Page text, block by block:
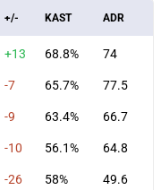
+/- KAST ADR
+13 68.8% 74
-7 65.7% 77.5
-9 63.4% 66.7
-10 56.1% 64.8
-26 58% 49.6